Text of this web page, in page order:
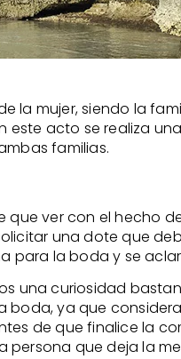
la mujer, siendo la
este acto se realiza
familias.
ver con el hecho
una dote que
para la boda y se
una curiosidad
ya que
de que finalice la
que deja la